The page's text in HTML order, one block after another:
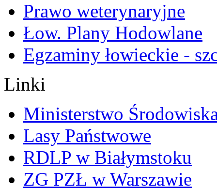
Prawo weterynaryjne
Łow. Plany Hodowlane
Egzaminy łowieckie -
Linki
Ministerstwo
Lasy Państwowe
RDLP w Białymstoku
ZG PZŁ w Warszawie